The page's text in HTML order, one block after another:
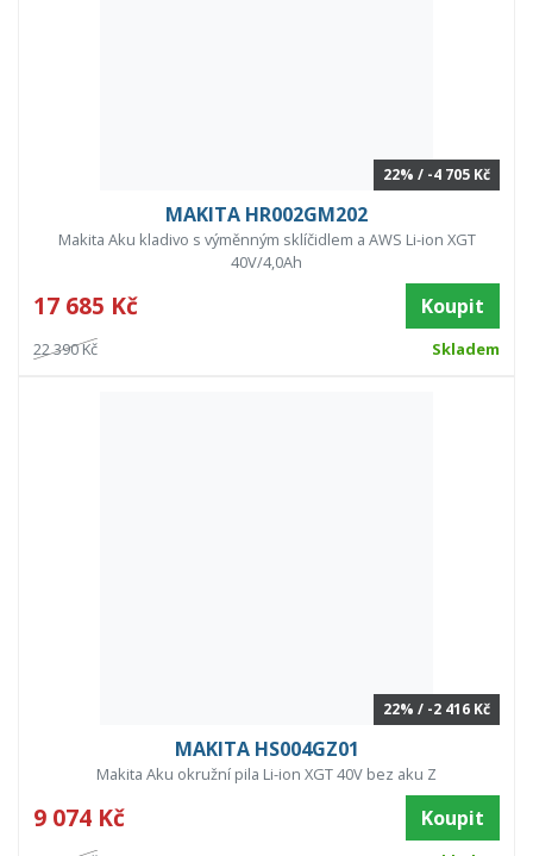
22% / -4 705 Kč
MAKITA HR002GM202
Makita Aku kladivo s výměnným sklíčidlem a AWS Li-ion XGT
40V/4,0Ah
17 685 Kč Koupit
22 390 Kč Skladem
22% / -2 416 Kč
MAKITA HS004GZ01
Makita Aku okružní pila Li-ion XGT 40V bez aku Z
9 074 Kč Koupit